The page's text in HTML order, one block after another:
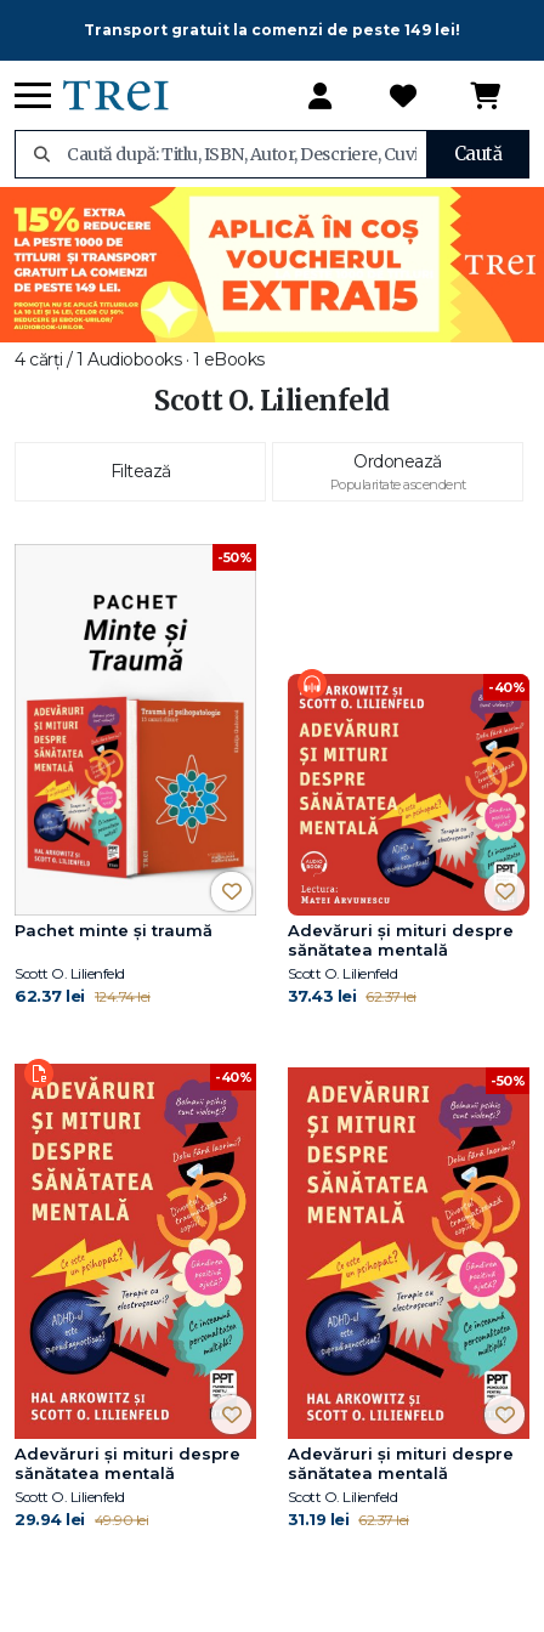
Transport gratuit la comenzi de peste 149 lei!
Caută
4 cărți / 1 Audiobooks · 1 eBooks
Scott O. Lilienfeld
Filtează Ordonează
Popularitate ascendent
-50%
Pachet minte și traumă
Scott O. Lilienfeld
62.37 lei 124.74 lei
-40%
Adevăruri și mituri despre
sănătatea mentală
Scott O. Lilienfeld
37.43 lei 62.37 lei
-40%
Adevăruri și mituri despre
sănătatea mentală
Scott O. Lilienfeld
29.94 lei 49.90 lei
-50%
Adevăruri și mituri despre
sănătatea mentală
Scott O. Lilienfeld
31.19 lei 62.37 lei